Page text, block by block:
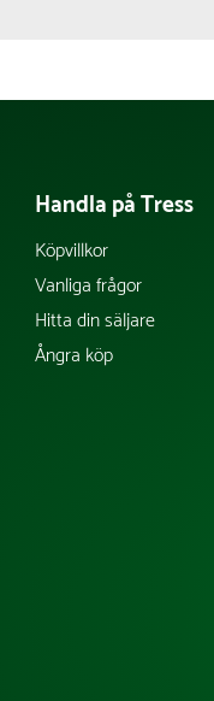
Handla på Tress
Köpvillkor
Vanliga frågor
Hitta din säljare
Ångra köp